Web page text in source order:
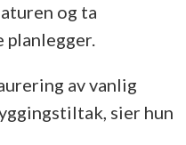
og ta
planlegger.
av vanlig
sier hun